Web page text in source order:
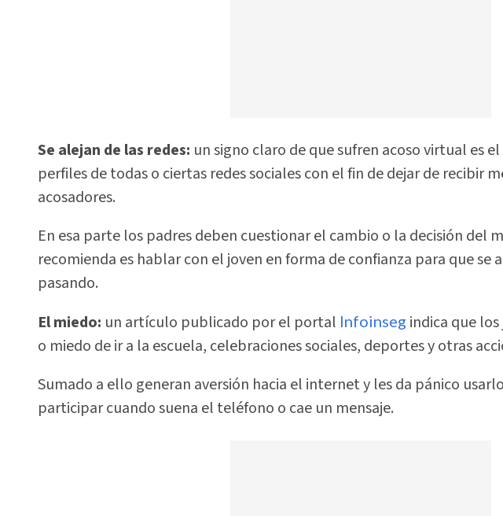
Se alejan de las redes: un signo claro de que sufren acoso virtual es
perfiles de todas o ciertas redes sociales con el fin de dejar de recibir
acosadores.
En esa parte los padres deben cuestionar el cambio o la decisión del
recomienda es hablar con el joven en forma de confianza para que se
pasando.
El miedo: un artículo publicado por el portal Infoinseg indica que
o miedo de ir a la escuela, celebraciones sociales, deportes y otras
Sumado a ello generan aversión hacia el internet y les da pánico
participar cuando suena el teléfono o cae un mensaje.